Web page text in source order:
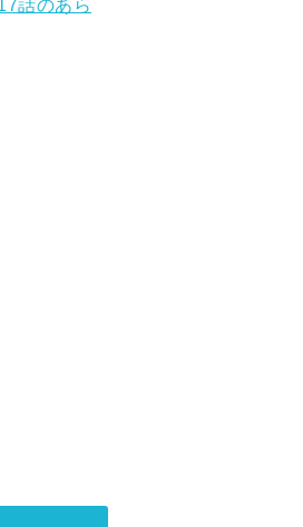
話のあら